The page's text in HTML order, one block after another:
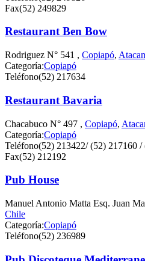
Fax(52) 249829
Restaurant Ben Bow
Rodriguez N° 541 , Copiapó,
Categoría:Copiapó
Teléfono(52) 217634
Restaurant Bavaria
Chacabuco N° 497 , Copiapó,
Categoría:Copiapó
Teléfono(52) 213422/ (52) 217160 /
Fax(52) 212192
Pub House
Manuel Antonio Matta Esq. Juan
Chile
Categoría:Copiapó
Teléfono(52) 236989